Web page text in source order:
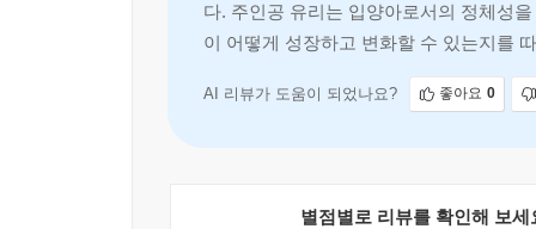
제12회 문학동네청소년문학상 대상 수상작. 과
그렸다. 주인공 유리의 한 계절을 함께하면서 우
아침에 옷을 충분히 따뜻하게 입었는지 확인하
비혈연이든 마음의 한 토막을 기꺼이 내어 주게
오늘의 청소년들에게 자신 있게 건네고 싶은 읽
다. 주인공 유리는 입양아로서의 정체성
이 어떻게 성장하고 변화할 수 있는지를
AI 리뷰가 도움이 되었나요? 좋아요 0
별점별로 리뷰를 확인해 보세